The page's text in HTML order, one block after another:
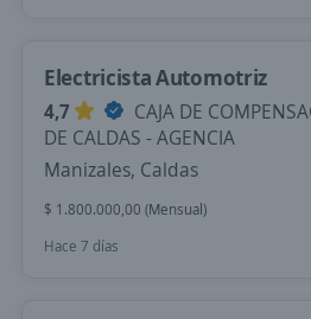
Electricista Automotriz
4,7
CAJA DE
DE CALDAS - AGENCIA
Manizales, Caldas
$ 1.800.000,00 (Mensual)
Hace 7 días